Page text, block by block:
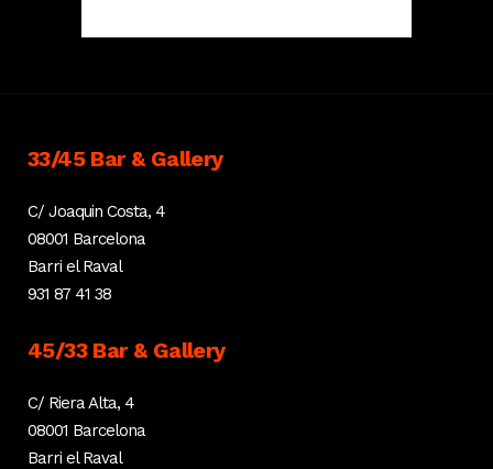
33/45 Bar & Gallery
C/ Joaquin Costa, 4
08001 Barcelona
Barri el Raval
931 87 41 38
45/33 Bar & Gallery
C/ Riera Alta, 4
08001 Barcelona
Barri el Raval